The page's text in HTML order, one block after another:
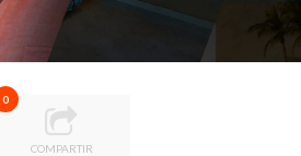
0
COMPARTIR